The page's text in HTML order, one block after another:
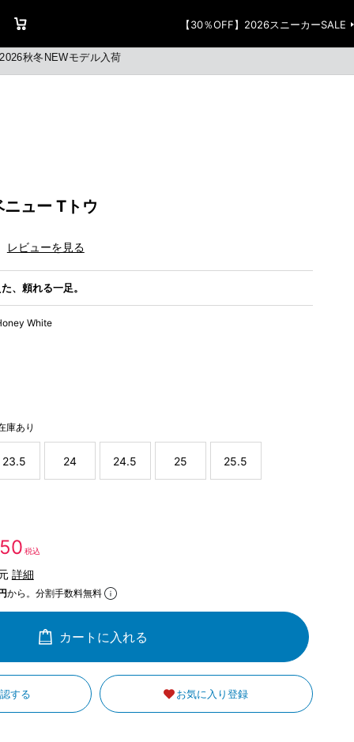
【30％OFF】2026スニーカーSALE
2026秋冬NEWモデル入荷
ュー Tトウ
レビューを見る
、頼れる一足。
White
庫あり
23.5 24 24.5 25 25.5
税込
詳細
から。分割手数料無料
カートに入れる
する お気に入り登録